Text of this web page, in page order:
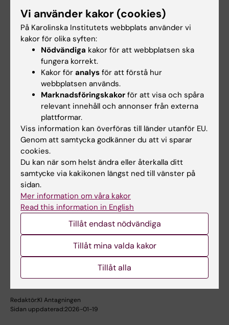
meritvärde antas.
Handlingar som styrker den sökandes meriter
ska skickas in/laddas upp på"Mina sidor"
antagning.se
i samband med anmälan
(bifoga CV, motiveringsbrev (max 500 ord),
samt intyg som styrker meriterna).
Modellen för meritvärdering är fastställd efter
beslut i Utbildningsnämnd Neuro (UN Neuro)
2022-05-11 och gäller för antagning till
vårterminen 2023 tills vidare. Genomgång av
sökande görs lokalt på Institutionen för
Neurovetenskap av en grupp lärare
involverade i utbildningen. Beslut om
meritvärden fattas av kursansvarig.
Hade du nytta av informationen på denna sida?
Redaktör:KI Antagningen
Sidan uppdaterad:2026-01-19
Vi använder kakor (cookies)
På Karolinska Institutets webbplats använder vi
kakor för olika syften:
Nödvändiga kakor för att webbplatsen ska
fungera korrekt.
Kakor för analys för att förstå hur
webbplatsen används.
Marknadsföringskakor för att visa och spåra
relevant innehåll och annonser från externa
plattformar.
Viss information kan överföras till länder utanför EU.
Genom att samtycka godkänner du att vi sparar
cookies.
Du kan när som helst ändra eller återkalla ditt
samtycke via kakikonen längst ned till vänster på
sidan.
Mer information om våra kakor
Read this information in English
Tillåt endast nödvändiga
Tillåt mina valda kakor
Tillåt alla